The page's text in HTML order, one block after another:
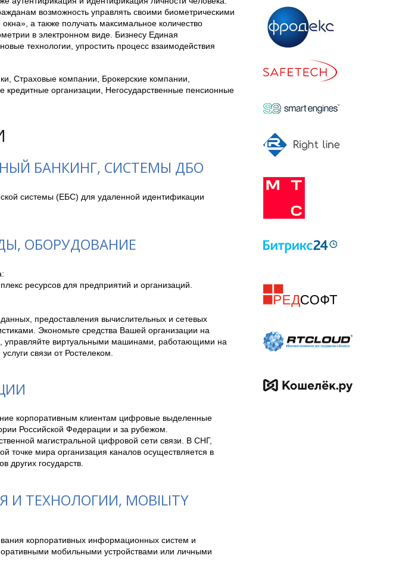
возможность управлять своими биометрическими
а также получать максимальное количество
в электронном виде. Бизнесу Единая
технологии, упростить процесс взаимодействия
Страховые компании, Брокерские компании,
организации, Негосударственные пенсионные
БАНКИНГ, СИСТЕМЫ ДБО
системы (ЕБС) для удаленной идентификации
ОБОРУДОВАНИЕ
ресурсов для предприятий и организаций.
предоставления вычислительных и сетевых
Экономьте средства Вашей организации на
управляйте виртуальными машинами, работающими на
связи от Ростелеком.
корпоративным клиентам цифровые выделенные
Российской Федерации и за рубежом.
магистральной цифровой сети связи. В СНГ,
точке мира организация каналов осуществляется в
других государств.
ТЕХНОЛОГИИ, MOBILITY
корпоративных информационных систем и
мобильными устройствами или личными